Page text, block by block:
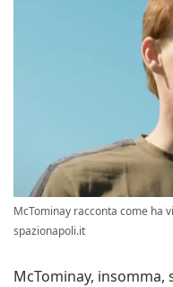
McTominay racconta come ha
spazionapoli.it
McTominay,